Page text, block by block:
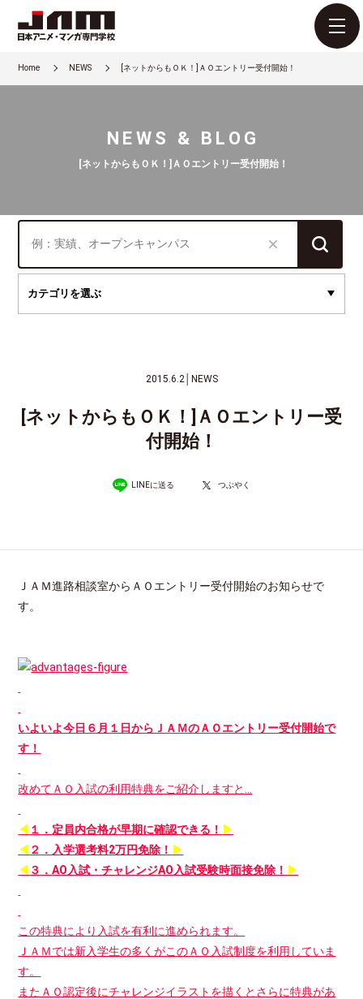
Home NEWS [ネットからもＯＫ！]ＡＯエントリー受付開始！
NEWS & BLOG
[ネットからもＯＫ！]ＡＯエントリー受付開始！
2015.6.2 NEWS
[ネットからもＯＫ！]ＡＯエントリー受
付開始！
LINEに送る つぶやく
ＪＡＭ進路相談室からＡＯエントリー受付開始のお知らせで
す。
いよいよ今日６月１日からＪＡＭのＡＯエントリー受付開始で
す！
改めてＡＯ入試の利用特典をご紹介しますと…
◀ １ ． 定員内合格が早期に確認できる！ ▶
◀ ２ ． 入学選考料2万円免除！ ▶
◀ ３ ．AO入試・チャレンジAO入試受験時面接免除！ ▶
この特典により入試を有利に進められます。
ＪＡＭでは新入学生の多くがこのＡＯ入試制度を利用していま
す。
またＡＯ認定後にチャレンジイラストを描くとさらに特典があ